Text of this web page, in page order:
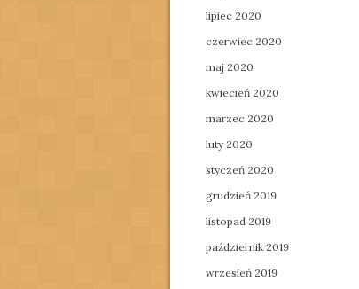
lipiec 2020
czerwiec 2020
maj 2020
kwiecień 2020
marzec 2020
luty 2020
styczeń 2020
grudzień 2019
listopad 2019
październik 2019
wrzesień 2019